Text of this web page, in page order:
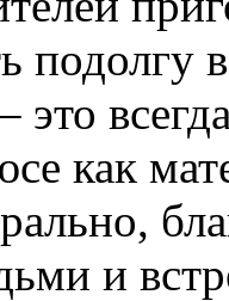
подолгу
это
как
и